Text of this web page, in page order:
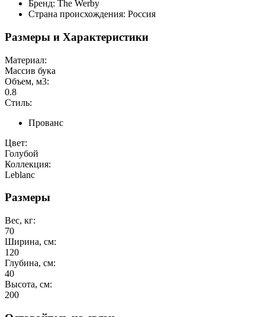
Бренд: The Werby
Страна происхождения: Россия
Размеры и Характеристики
Материал:
Массив бука
Объем, м3:
0.8
Стиль:
Прованс
Цвет:
Голубой
Коллекция:
Leblanc
Размеры
Вес, кг:
70
Ширина, см:
120
Глубина, см:
40
Высота, см:
200